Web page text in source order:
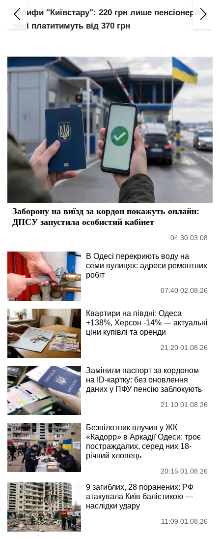
Тарифи "Київстару": 220 грн лише пенсіонерам,
інші платитимуть від 370 грн
Заборону на виїзд за кордон покажуть онлайн:
ДПСУ запустила особистий кабінет
04:30 03.08
В Одесі перекриють воду на
семи вулицях: адреси ремонтних
робіт
07:40 02.08.26
Квартири на півдні: Одеса
+138%, Херсон -14% — актуальні
ціни купівлі та оренди
21:20 01.08.26
Замінили паспорт за кордоном
на ID-картку: без оновлення
даних у ПФУ пенсію заблокують
21:10 01.08.26
Безпілотник влучив у ЖК
«Кадорр» в Аркадії Одеси: троє
постраждалих, серед них 18-
річний хлопець
20:15 01.08.26
9 загиблих, 28 поранених: РФ
атакувала Київ балістикою —
наслідки удару
11:09 01.08.26